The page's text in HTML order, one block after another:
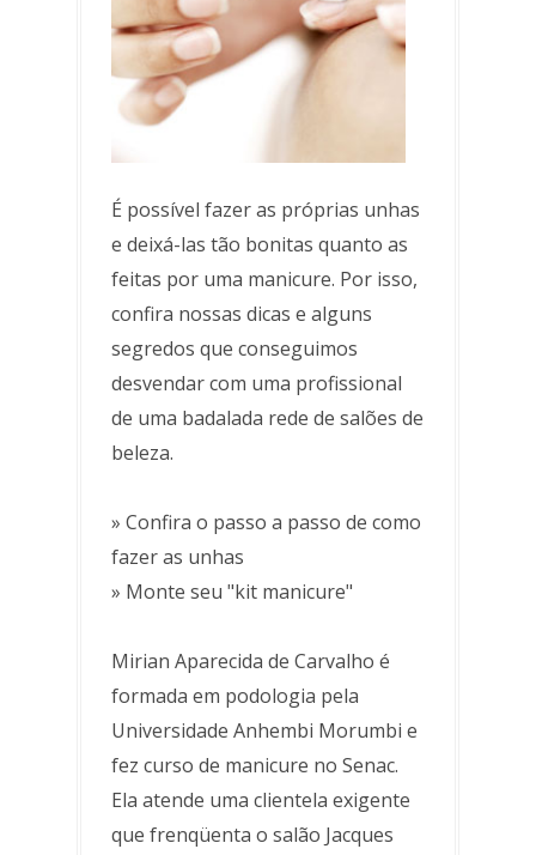
É possível fazer as próprias unhas
e deixá-las tão bonitas quanto as
feitas por uma manicure. Por isso,
confira nossas dicas e alguns
segredos que conseguimos
desvendar com uma profissional
de uma badalada rede de salões de
beleza.
» Confira o passo a passo de como
fazer as unhas
» Monte seu "kit manicure"
Mirian Aparecida de Carvalho é
formada em podologia pela
Universidade Anhembi Morumbi e
fez curso de manicure no Senac.
Ela atende uma clientela exigente
que frenqüenta o salão Jacques